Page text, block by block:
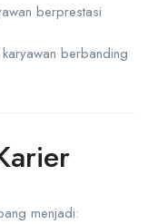
berprestasi
berbanding
menjadi: